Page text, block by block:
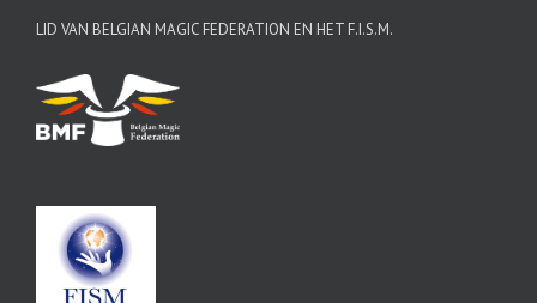
LID VAN BELGIAN MAGIC FEDERATION EN HET F.I.S.M.